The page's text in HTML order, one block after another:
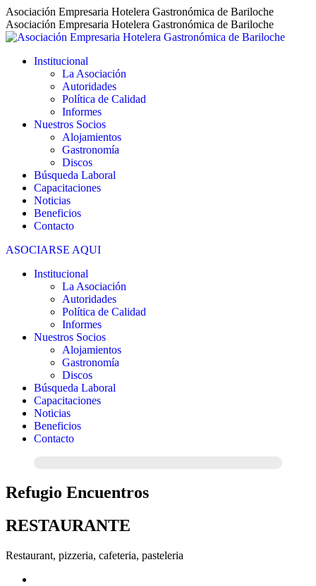
Saltar
al
contenido
Asociación Empresaria Hotelera Gastronómica de Bariloche
Asociación Empresaria Hotelera Gastronómica de Bariloche
Institucional
La Asociación
Autoridades
Política de Calidad
Informes
Nuestros Socios
Alojamientos
Gastronomía
Discos
Búsqueda Laboral
Capacitaciones
Noticias
Beneficios
Contacto
ASOCIARSE AQUI
Institucional
La Asociación
Autoridades
Política de Calidad
Informes
Nuestros Socios
Alojamientos
Gastronomía
Discos
Búsqueda Laboral
Capacitaciones
Noticias
Beneficios
Contacto
Refugio Encuentros
RESTAURANTE
Restaurant, pizzeria, cafeteria, pasteleria